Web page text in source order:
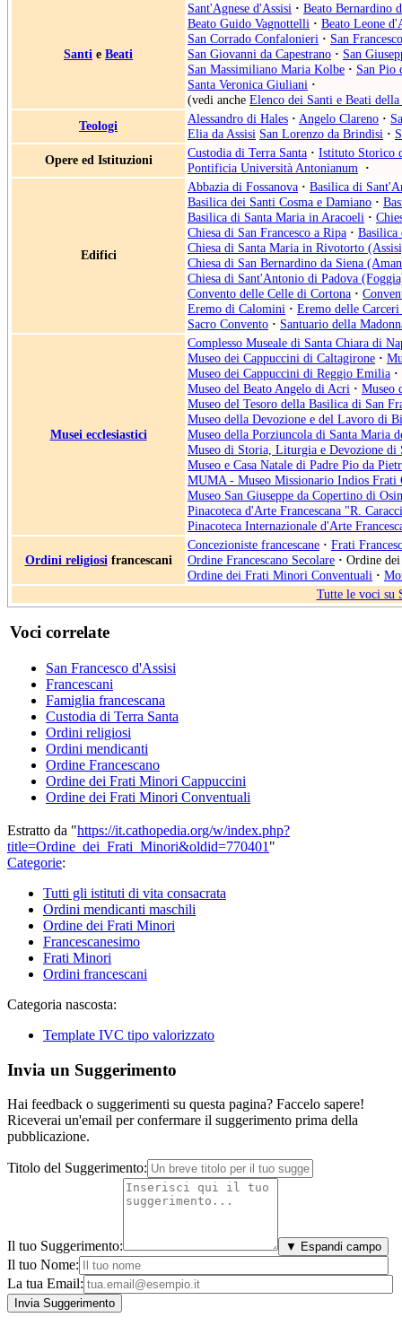
Santi e Beati
Sant'Agnese d'Assisi · Beato Bernardino
Beato Guido Vagnottelli · Beato Leone
San Corrado Confalonieri · San
San Giovanni da Capestrano · San
San Massimiliano Maria Kolbe · San Pio
Santa Veronica Giuliani ·
(vedi anche Elenco dei Santi e Beati
Teologi
Alessandro di Hales · Angelo Clareno ·
Elia da Assisi San Lorenzo da Brindisi ·
Opere ed Istituzioni
Custodia di Terra Santa · Istituto Storico
Pontificia Università Antonianum
·
Edifici
Abbazia di Fossanova · Basilica di
Basilica dei Santi Cosma e Damiano ·
Basilica di Santa Maria in Aracoeli ·
Chiesa di San Francesco a Ripa · Basilica
Chiesa di Santa Maria in Rivotorto
Chiesa di San Bernardino da Siena
Chiesa di Sant'Antonio di Padova
Convento delle Celle di Cortona ·
Eremo di Calomini · Eremo delle
Sacro Convento · Santuario della
Musei ecclesiastici
Complesso Museale di Santa Chiara di
Museo dei Cappuccini di Caltagirone ·
Museo dei Cappuccini di Reggio Emilia ·
Museo del Beato Angelo di Acri · Museo
Museo del Tesoro della Basilica di San
Museo della Devozione e del Lavoro di
Museo della Porziuncola di Santa Maria
Museo di Storia, Liturgia e Devozione di
Museo e Casa Natale di Padre Pio da
MUMA - Museo Missionario Indios Frati
Museo San Giuseppe da Copertino di
Pinacoteca d'Arte Francescana "R.
Pinacoteca Internazionale d'Arte
Ordini religiosi francescani
Concezioniste francescane · Frati
Ordine Francescano Secolare · Ordine
Ordine dei Frati Minori Conventuali ·
Tutte le voci su
Voci correlate
San Francesco d'Assisi
Francescani
Famiglia francescana
Custodia di Terra Santa
Ordini religiosi
Ordini mendicanti
Ordine Francescano
Ordine dei Frati Minori Cappuccini
Ordine dei Frati Minori Conventuali
Estratto da "https://it.cathopedia.org/w/index.php?
title=Ordine_dei_Frati_Minori&oldid=770401 "
Categorie:
Tutti gli istituti di vita consacrata
Ordini mendicanti maschili
Ordine dei Frati Minori
Francescanesimo
Frati Minori
Ordini francescani
Categoria nascosta:
Template IVC tipo valorizzato
Invia un Suggerimento
Hai feedback o suggerimenti su questa pagina? Faccelo sapere!
Riceverai un'email per confermare il suggerimento prima della
pubblicazione.
Titolo del Suggerimento:
Il tuo Suggerimento: ▼ Espandi campo
Il tuo Nome:
La tua Email: